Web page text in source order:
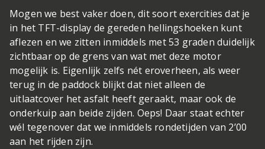
Mogen we best vaker doen, dit soort exercitiesdat je
in het TFT-display de gereden hellingshoeken kunt
aflezen en we zitten inmiddels met 53 graden duidelijk
zichtbaar op de grens van wat met deze motor
mogelijk is. Eigenlijk zelfs nét eroverheen, als weer
terug in de paddock blijkt dat niet alleen de
uitlaatcover het asfalt heeft geraakt, maar ook de
onderkuip aan beide zijden. Oeps! Daar staat echter
wél tegenover dat we inmiddels rondetijden van 2’00
aan het rijden zijn.